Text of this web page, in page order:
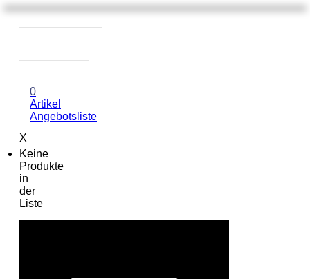
0
Artikel
Angebotsliste
X
Keine
Produkte
in
der
Liste